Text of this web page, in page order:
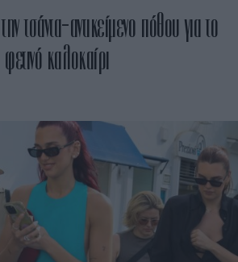
τσάντα-αντικείμενο πόθου για το
φετινό καλοκαίρι